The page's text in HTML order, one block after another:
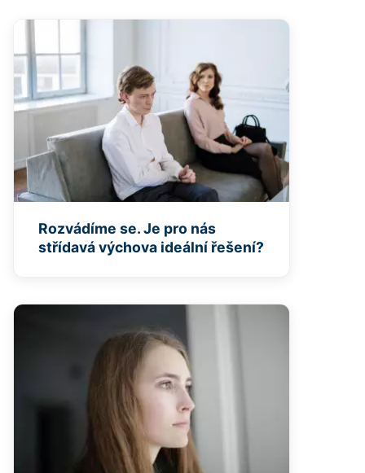
Rozvádíme se. Je pro nás
střídavá výchova ideální řešení?